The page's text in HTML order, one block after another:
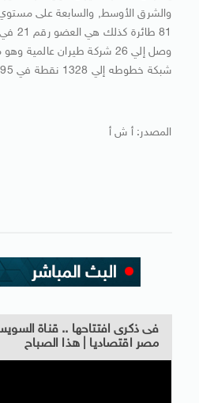
والشرق الأوسط, والسابعة على
81
وصل إلي 26 شركة طيران
شبكة خطوطه إلي 1328 نقطة في 195 دولة حول العالم.
المصدر: أ ش أ
فى ذكرى افتتاحها .. قناة
مصر اقتصاديا | هذا الصباح